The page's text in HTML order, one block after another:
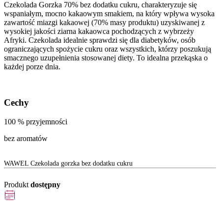
Czekolada Gorzka 70% bez dodatku cukru, charakteryzuje się
wspaniałym, mocno kakaowym smakiem, na który wpływa wysoka
zawartość miazgi kakaowej (70% masy produktu) uzyskiwanej z
wysokiej jakości ziarna kakaowca pochodzących z wybrzeży
Afryki. Czekolada idealnie sprawdzi się dla diabetyków, osób
ograniczających spożycie cukru oraz wszystkich, którzy poszukują
smacznego uzupełnienia stosowanej diety. To idealna przekąska o
każdej porze dnia.
Cechy
100 % przyjemności
bez aromatów
WAWEL Czekolada gorzka bez dodatku cukru
Produkt dostępny